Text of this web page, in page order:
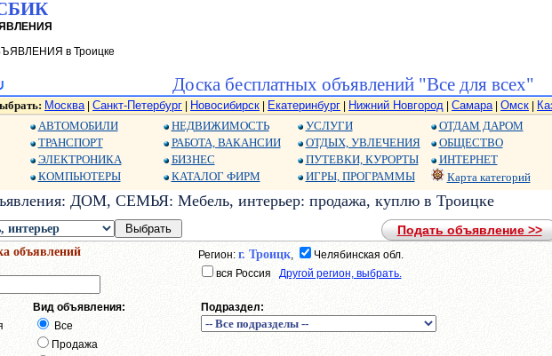
в Троицке
Доска бесплатных объявлений "Все для всех"
Москва| Санкт-Петербург Новосибирск Екатеринбург Нижний Новгород Самара| Омск
АВТОМОБИЛИ
ТРАНСПОРТ
ЭЛЕКТРОНИКА
КОМПЬЮТЕРЫ
НЕДВИЖИМОСТЬ
РАБОТА, ВАКАНСИИ
БИЗНЕС
КАТАЛОГ ФИРМ
УСЛУГИ
ОТДЫХ, УВЛЕЧЕНИЯ
ПУТЕВКИ, КУРОРТЫ
ИГРЫ, ПРОГРАММЫ
ОТДАМ ДАРОМ
ОБЩЕСТВО
ИНТЕРНЕТ
Карта категорий
ДОМ, СЕМЬЯ: Мебель, интерьер: продажа, куплю в Троицке
Подать объявление >>
объявлений Регион: г. Троицк,
Челябинская обл.
вся Россия Другой регион, выбрать.
Вид объявления:
Все
Продажа
Подраздел: